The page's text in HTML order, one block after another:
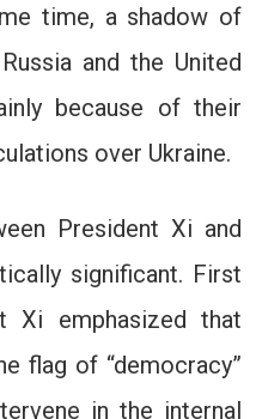
time, a shadow of
and the United
because of their
over Ukraine.
President Xi and
significant. First
Xi emphasized that
flag of “democracy”
in the internal